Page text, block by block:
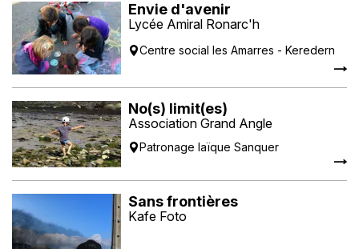
Envie d'avenir
Lycée Amiral Ronarc'h
Centre social les Amarres - Keredern
No(s) limit(es)
Association Grand Angle
Patronage laïque Sanquer
Sans frontières
Kafe Foto